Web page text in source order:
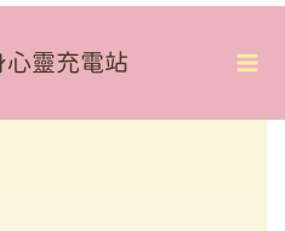
心靈充電站